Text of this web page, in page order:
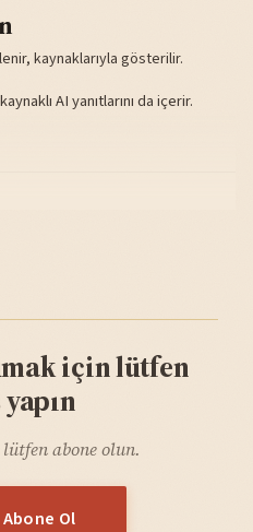
kaynaklarıyla gösterilir.
AI yanıtlarını da içerir.
için lütfen
lütfen abone olun.
Ol